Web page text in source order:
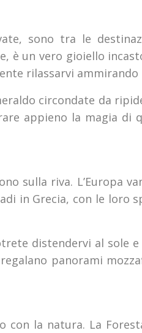
sono tra le
è un vero gioiello
rilassarvi
circondate da
appieno la magia di
sulla riva. L’Europa
in Grecia, con le loro
distendervi al sole
panorami
la natura. La